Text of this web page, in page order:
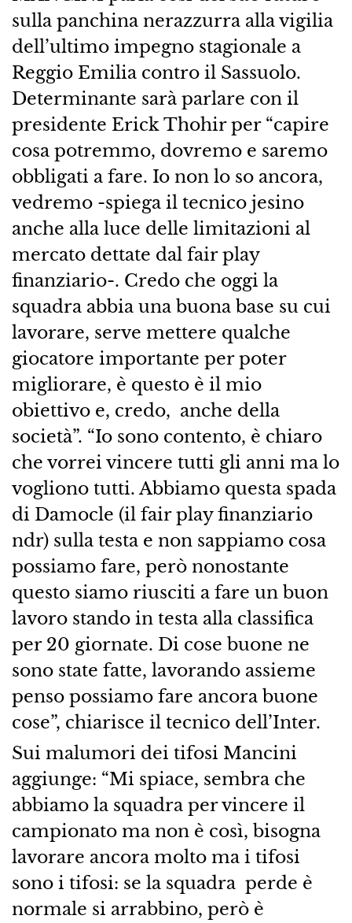
sulla panchina nerazzurra alla vigilia
dell’ultimo impegno stagionale a
Reggio Emilia contro il Sassuolo.
Determinante sarà parlare con il
presidente Erick Thohir per “capire
cosa potremmo, dovremo e saremo
obbligati a fare. Io non lo so ancora,
vedremo -spiega il tecnico jesino
anche alla luce delle limitazioni al
mercato dettate dal fair play
finanziario-. Credo che oggi la
squadra abbia una buona base su cui
lavorare, serve mettere qualche
giocatore importante per poter
migliorare, è questo è il mio
obiettivo e, credo, anche della
società”. “Io sono contento, è chiaro
che vorrei vincere tutti gli anni ma lo
vogliono tutti. Abbiamo questa spada
di Damocle (il fair play finanziario
ndr) sulla testa e non sappiamo cosa
possiamo fare, però nonostante
questo siamo riusciti a fare un buon
lavoro stando in testa alla classifica
per 20 giornate. Di cose buone ne
sono state fatte, lavorando assieme
penso possiamo fare ancora buone
cose”, chiarisce il tecnico dell’Inter.
Sui malumori dei tifosi Mancini
aggiunge: “Mi spiace, sembra che
abbiamo la squadra per vincere il
campionato ma non è così, bisogna
lavorare ancora molto ma i tifosi
sono i tifosi: se la squadra perde è
normale si arrabbino, però è